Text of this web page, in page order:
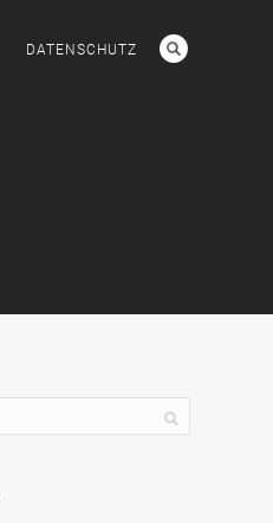
DATENSCHUTZ